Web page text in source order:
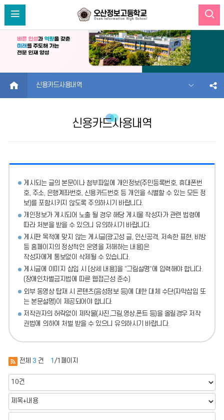
HOME 신용카드사용내역
신용카드사용내역
게시되는 글의 본문이나 첨부파일에
개인정보(주민등록번호, 휴대폰번
호, 주소, 은행계좌번호, 신용카드번호 등 개인을 식별할 수 있는 모든 정
보)를 포함시키지 않도록 주의하시기 바랍니다.
개인정보가 게시되어 노출 될 경우 해당 게시물 작성자가 관련 법령에
따라 처분을 받을 수 있으니 유의하시기 바랍니다.
게시판 목적에 맞지 않는 게시글(광고성 글, 인신공격, 저속한 표현, 비방
등 홈페이지의 정상적인 운영을 저해하는 내용)은
작성자에게 통보없이 삭제될 수 있습니다.
게시글에 이미지 삽입 시 [상세 내용]을 “그림설명”에 입력해야 합니다.
(장애인차별금지법에 따른 웹접근성 준수)
외부 동영상 탑재 시 콘텐츠(음성정보 등)에 대한 대체 수단(자막삽입 또
는 본문설명)이 제공되어야 합니다.
저작권자의 허락없이 제작물(사진,그림,영상,폰트 등)을 올릴경우 저작
권법에 의하여 처벌 받을 수 있으니 유의하시기 바랍니다.
전체 3 건 1 /1페이지